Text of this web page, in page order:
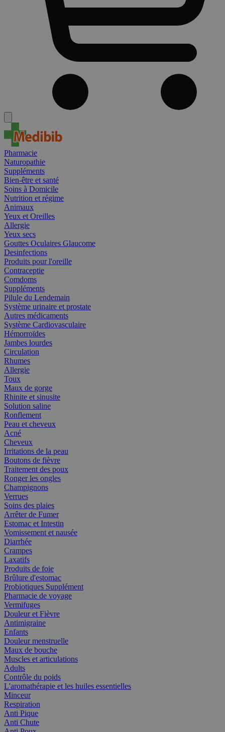
Pharmacie
Naturopathie
Suppléments
Bien-être et santé
Soins à Domicile
Nutrition et régime
Animaux
Yeux et Oreilles
Allergie
Yeux secs
Gouttes Oculaires Glaucome
Desinfections
Produits pour l'oreille
Contraceptie
Comdoms
Suppléments
Pilule du Lendemain
Système urinaire et prostate
Autres médicaments
Système Cardiovasculaire
Hémorroïdes
Jambes lourdes
Circulation
Rhumes
Allergie
Toux
Maux de gorge
Rhinite et sinusite
Solution saline
Ronflement
Peau et cheveux
Acné
Cheveux
Irritations de la peau
Boutons de fièvre
Traitement des poux
Ronger les ongles
Champignons
Verrues
Soins des plaies
Arrêter de Fumer
Estomac et Intestin
Vomissement et nausée
Diarrhée
Crampes
Laxatifs
Produits de foie
Brûlure d'estomac
Probiotiques Supplément
Pharmacie de voyage
Vermifuges
Douleur et Fièvre
Antimigraine
Enfants
Douleur menstruelle
Maux de bouche
Muscles et articulations
Adults
Contrôle du poids
L'aromathérapie et les huiles essentielles
Minceur
Respiration
Anti Pique
Anti Chute